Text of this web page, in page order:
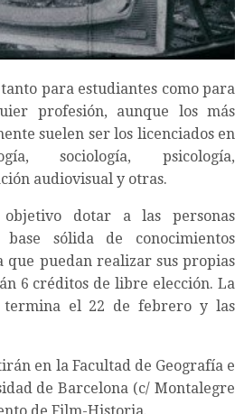
para estudiantes como para
profesión, aunque los más
suelen ser los licenciados en
sociología, psicología,
audiovisual y otras.
dotar a las personas
sólida de conocimientos
que puedan realizar sus propias
6 créditos de libre elección. La
termina el 22 de febrero y las
en la Facultad de Geografía e
de Barcelona (c/ Montalegre
de Film-Historia.